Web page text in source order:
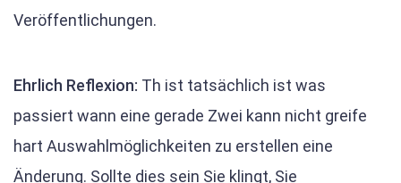
Veröffentlichungen.
Ehrlich Reflexion: Th ist tatsächlich ist was
passiert wann eine gerade Zwei kann nicht greife
hart Auswahlmöglichkeiten zu erstellen eine
Änderung. Sollte dies sein Sie klingt, Sie